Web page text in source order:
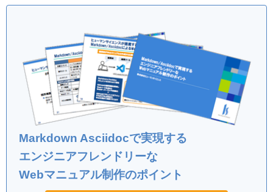
Markdown Asciidocで実現する
エンジニアフレンドリーな
Webマニュアル制作のポイント